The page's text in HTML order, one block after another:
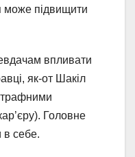
може підвищити
впливати
як-от Шакіл
Головне
в себе.